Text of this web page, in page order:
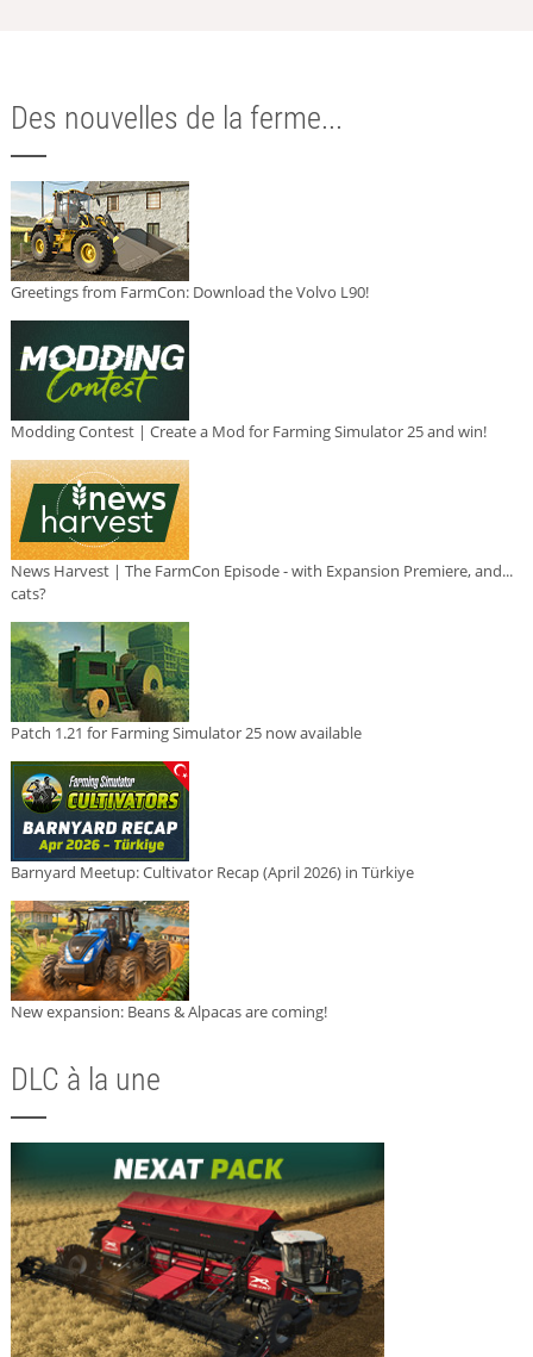
Des nouvelles de la ferme...
Greetings from FarmCon: Download the Volvo L90!
Modding Contest | Create a Mod for Farming Simulator 25 and win!
News Harvest | The FarmCon Episode - with Expansion Premiere, and...
cats?
Patch 1.21 for Farming Simulator 25 now available
Barnyard Meetup: Cultivator Recap (April 2026) in Türkiye
New expansion: Beans & Alpacas are coming!
DLC à la une